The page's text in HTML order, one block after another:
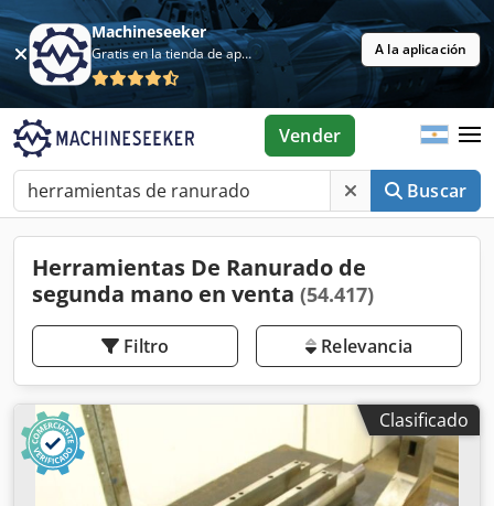
Machineseeker
Gratis en la tienda de aplicaciones A la aplicación
Buscar
Vender
Herramientas De Ranurado de
segunda mano en venta (54.417)
Filtro Relevancia
Clasificado